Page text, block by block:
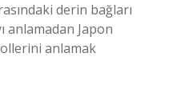
derin bağları
anlamadan Japon
anlamak